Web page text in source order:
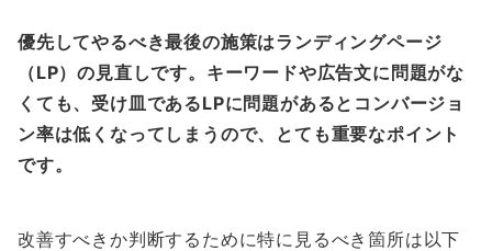
優先してやるべき最後の施策はランディングページ
（LP）の見直しです。キーワードや広告文に問題がな
くても、受け皿であるLPに問題があるとコンバージョ
ン率は低くなってしまうので、とても重要なポイント
です。
改善すべきか判断するために特に見るべき箇所は以下